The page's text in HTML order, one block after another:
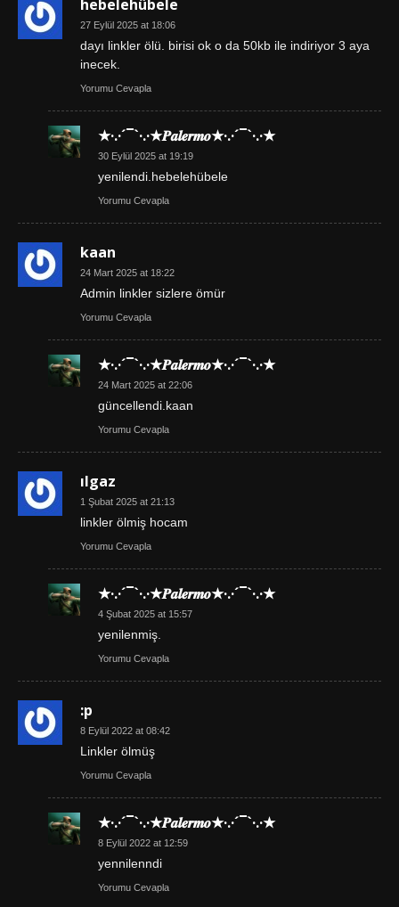
hebelehübele
27 Eylül 2025 at 18:06
dayı linkler ölü. birisi ok o da 50kb ile indiriyor 3 aya
inecek.
Yorumu Cevapla
★·.·´¯`·.·★𝑷𝒂𝒍𝒆𝒓𝒎𝒐★·.·´¯`·.·★
30 Eylül 2025 at 19:19
yenilendi.hebelehübele
Yorumu Cevapla
kaan
24 Mart 2025 at 18:22
Admin linkler sizlere ömür
Yorumu Cevapla
★·.·´¯`·.·★𝑷𝒂𝒍𝒆𝒓𝒎𝒐★·.·´¯`·.·★
24 Mart 2025 at 22:06
güncellendi.kaan
Yorumu Cevapla
ılgaz
1 Şubat 2025 at 21:13
linkler ölmiş hocam
Yorumu Cevapla
★·.·´¯`·.·★𝑷𝒂𝒍𝒆𝒓𝒎𝒐★·.·´¯`·.·★
4 Şubat 2025 at 15:57
yenilenmiş.
Yorumu Cevapla
:p
8 Eylül 2022 at 08:42
Linkler ölmüş
Yorumu Cevapla
★·.·´¯`·.·★𝑷𝒂𝒍𝒆𝒓𝒎𝒐★·.·´¯`·.·★
8 Eylül 2022 at 12:59
yennilenndi
Yorumu Cevapla